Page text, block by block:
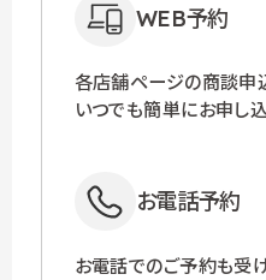
WEB予約
各店舗ページの商談申
いつでも簡単にお申し
お電話予約
お電話でのご予約も受